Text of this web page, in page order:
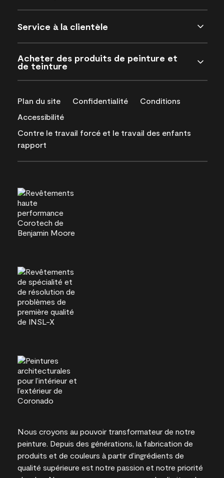
Service à la clientèle
Acheter des produits de peinture et
de teinture
Plan du site Confidentialité
Conditions
Accessibilité
Contre le travail forcé et le travail des enfants
rapport
Nous croyons au pouvoir transformateur de notre
peinture. Depuis des générations, la fabrication de
produits et de couleurs à partir d’ingrédients de
qualité supérieure est notre passion et notre priorité